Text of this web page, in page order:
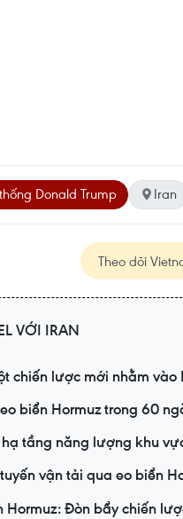
Donald Trump Iran
Theo dõi
VỚI IRAN
chiến lược mới nhằm vào
biển Hormuz trong 60
tầng năng lượng khu
vận tải qua eo biển
Hormuz: Đòn bẩy chiến